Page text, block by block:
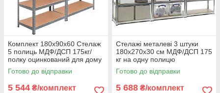
Комплект 180х90х60 Стелаж
5 полиць МДФ/ДСП 175кг/
полку оцинкований для дому
офісу склад 2 штуки
Готово до відправки
5 544 ₴/комплект
Стелажі металеві 3 штуки
180х270х30 см МДФ/ДСП 175
кг на одну полицю
оцинковані 15 полиць
комплект для зберігання
Готово до відправки
5 688 ₴/комплект